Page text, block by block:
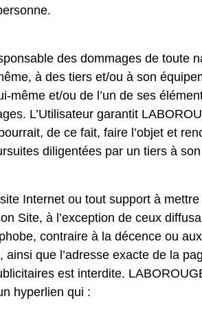
des dommages de toute
à des tiers et/ou à son
même et/ou de l’un de ses
L’Utilisateur garantit
de ce fait, faire l’objet et
diligentées par un tiers à
Internet ou tout support à
Site, à l’exception de ceux
contraire à la décence ou
que l’adresse exacte de la
est interdite.
hyperlien qui :